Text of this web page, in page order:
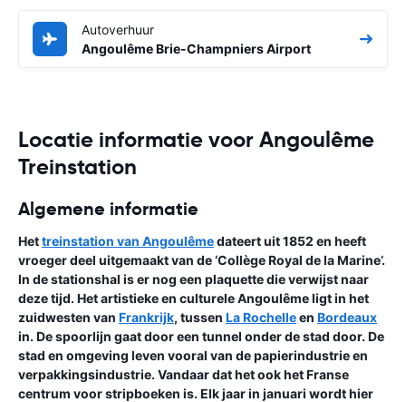
Autoverhuur
Angoulême Brie-Champniers Airport
Locatie informatie voor Angoulême
Treinstation
Algemene informatie
Hettreinstation van Angoulêmedateert uit 1852 en heeft
vroeger deel uitgemaakt van de ‘Collège Royal de la Marine’.
In de stationshal is er nog een plaquette die verwijst naar
deze tijd. Het artistieke en culturele Angoulême ligt in het
zuidwesten van Frankrijk, tussen La Rochelleen Bordeaux
in. De spoorlijn gaat door een tunnel onder de stad door. De
stad en omgeving leven vooral van de papierindustrie en
verpakkingsindustrie. Vandaar dat het ook het Franse
centrum voor stripboeken is. Elk jaar in januari wordt hier